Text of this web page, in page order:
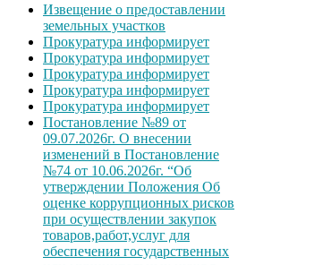
Извещение о предоставлении
земельных участков
Прокуратура информирует
Прокуратура информирует
Прокуратура информирует
Прокуратура информирует
Прокуратура информирует
Постановление №89 от
09.07.2026г. О внесении
изменений в Постановление
№74 от 10.06.2026г. “Об
утверждении Положения Об
оценке коррупционных рисков
при осуществлении закупок
товаров,работ,услуг для
обеспечения государственных